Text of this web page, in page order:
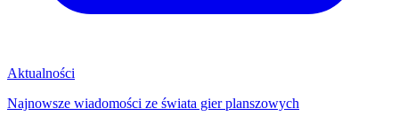
Aktualności
Najnowsze wiadomości ze świata gier planszowych